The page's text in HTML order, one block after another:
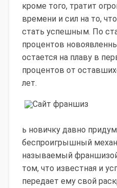
кроме того, тратит
времени и сил на то,
стать успешным. По
процентов
остается на плаву в
процентов от
лет.
ь новичку давно
беспроигрышный
называемый
том, что известная и
передает ему свой